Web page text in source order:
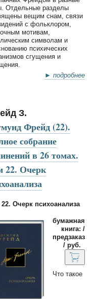
Отдельные разделы
вещим снам, связи
с фольклором,
мотивам,
символам и
психических
сгущения и
► подробнее
З.
Фрейд (22).
собрание
в 26 томах.
22. Очерк
Очерк психоанализа
бумажная
книга: /
предзаказ
/ руб.
Что такое